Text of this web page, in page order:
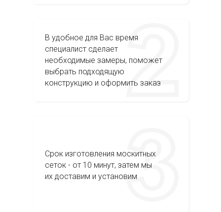
В удобное для Вас время
специалист сделает
необходимые замеры, поможет
выбрать подходящую
конструкцию и оформить заказ
Срок изготовления москитных
сеток - от 10 минут, затем мы
их доставим и установим